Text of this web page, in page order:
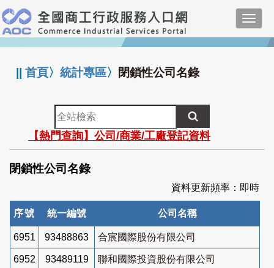
跳
到
主
要
:::
||首頁〉統計專區〉 閉鎖性公司名錄
全
站
檢
索
【熱門查詢】公司/商業/工廠登記資料
閉鎖性公司名錄
資料更新頻率：即時
序號 統一編號 公司名稱
6951 93488863 合宸國際股份有限公司
6952 93489119 聯和國際投資股份有限公司